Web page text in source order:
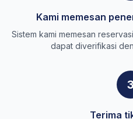
Kami memesan
Sistem kami memesan
dapat diverifikasi
3
Terima